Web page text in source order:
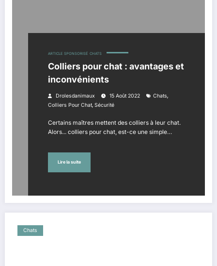
ARTICLE SPONSORISÉ CHATS
Colliers pour chat : avantages et
inconvénients
Drolesdanimaux 15 Août 2022 Chats,
Colliers Pour Chat, Sécurité
Certains maîtres mettent des colliers à leur chat.
Alors... colliers pour chat, est-ce une simple…
Lire la suite
Chats